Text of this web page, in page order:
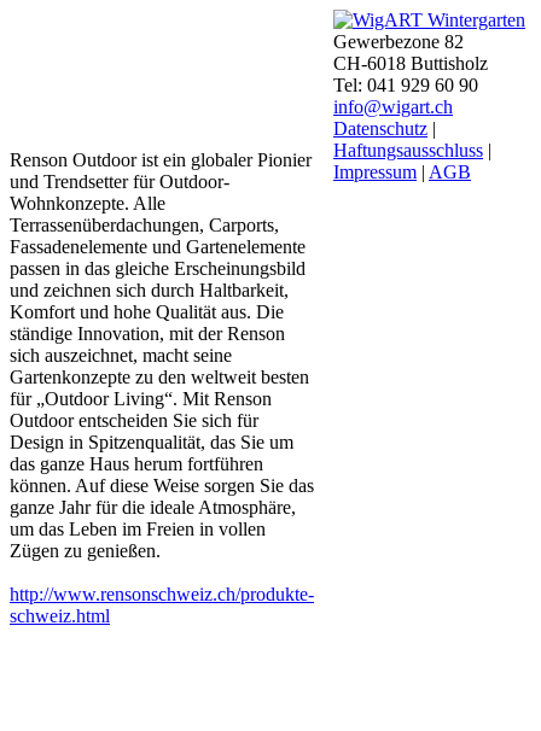
Renson Outdoor ist ein globaler Pionier
und Trendsetter für Outdoor-
Wohnkonzepte. Alle
Terrassenüberdachungen, Carports,
Fassadenelemente und Gartenelemente
passen in das gleiche Erscheinungsbild
und zeichnen sich durch Haltbarkeit,
Komfort und hohe Qualität aus. Die
ständige Innovation, mit der Renson
sich auszeichnet, macht seine
Gartenkonzepte zu den weltweit besten
für „Outdoor Living“. Mit Renson
Outdoor entscheiden Sie sich für
Design in Spitzenqualität, das Sie um
das ganze Haus herum fortführen
können. Auf diese Weise sorgen Sie das
ganze Jahr für die ideale Atmosphäre,
um das Leben im Freien in vollen
Zügen zu genießen.
http://www.rensonschweiz.ch/produkte-
schweiz.html
Gewerbezone 82
CH-6018 Buttisholz
Tel: 041 929 60 90
info@wigart.ch
Datenschutz |
Haftungsausschluss |
Impressum | AGB